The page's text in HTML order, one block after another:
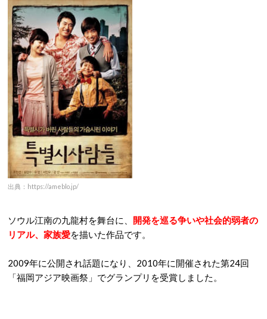
出典：https://ameblo.jp/
ソウル江南の九龍村を舞台に、 開発を巡る争いや社会的弱者の
リアル、家族愛を描いた作品です。
2009年に公開され話題になり、2010年に開催された第24回
「福岡アジア映画祭」でグランプリを受賞しました。